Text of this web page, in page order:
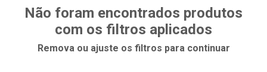
Não foram encontrados produtos
com os filtros aplicados
Remova ou ajuste os filtros para continuar